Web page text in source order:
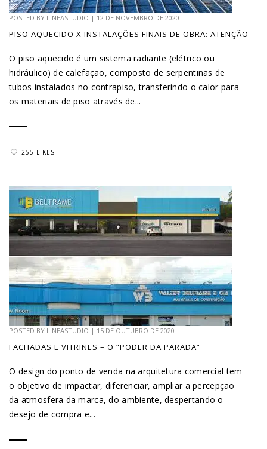
POSTED BY LINEASTUDIO | 12 DE NOVEMBRO DE 2020
PISO AQUECIDO X INSTALAÇÕES FINAIS DE OBRA: ATENÇÃO
O piso aquecido é um sistema radiante (elétrico ou
hidráulico) de calefação, composto de serpentinas de
tubos instalados no contrapiso, transferindo o calor para
os materiais de piso através de...
255 LIKES
POSTED BY LINEASTUDIO | 15 DE OUTUBRO DE 2020
FACHADAS E VITRINES – O “PODER DA PARADA”
O design do ponto de venda na arquitetura comercial tem
o objetivo de impactar, diferenciar, ampliar a percepção
da atmosfera da marca, do ambiente, despertando o
desejo de compra e...